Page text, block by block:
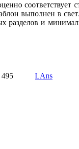
соответствует
выполнен в
разделов и
495 LAns